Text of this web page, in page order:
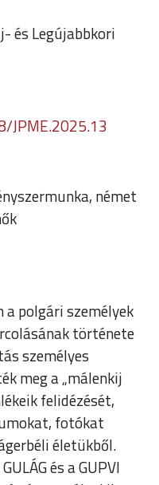
és Legújabbkori
JPME.2025.13
német
polgári személyek
története
személyes
meg a „málenkij
felidézését,
fotókat
életükből.
és a GUPVI